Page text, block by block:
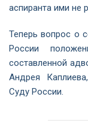
аспиранта ими не
Теперь вопрос о
России
составленной
Андрея
Суду России.